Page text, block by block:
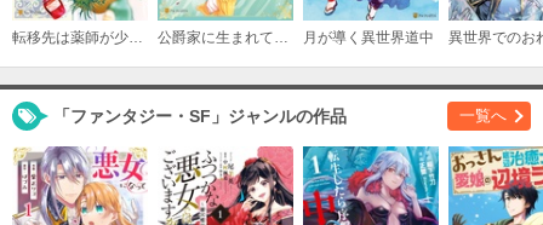
月が導く異世界道中
「ファンタジー・SF」ジャンルの作品 一覧へ